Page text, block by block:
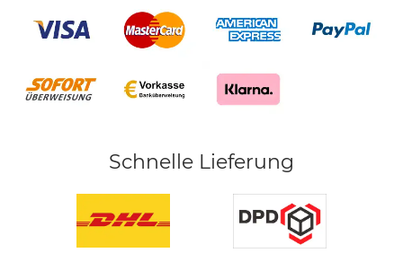
Schnelle Lieferung